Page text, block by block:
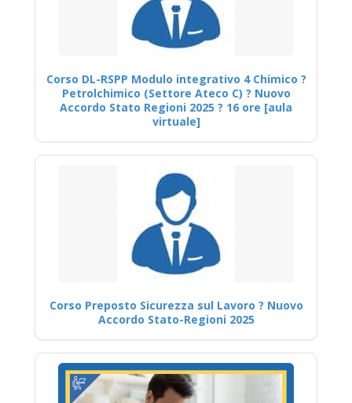
Corso DL-RSPP Modulo integrativo 4 Chimico ?
Petrolchimico (Settore Ateco C) ? Nuovo
Accordo Stato Regioni 2025 ? 16 ore [aula
virtuale]
Corso Preposto Sicurezza sul Lavoro ? Nuovo
Accordo Stato-Regioni 2025